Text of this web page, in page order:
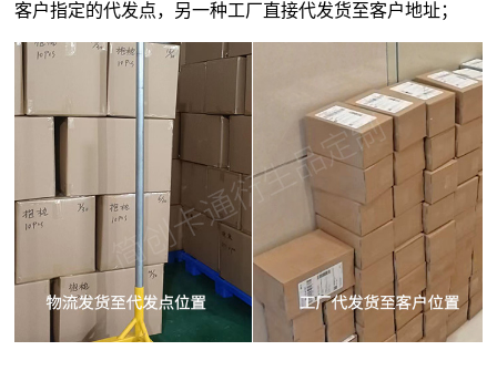
客户指定的代发点，另一种工厂直接代发货至客户地址；